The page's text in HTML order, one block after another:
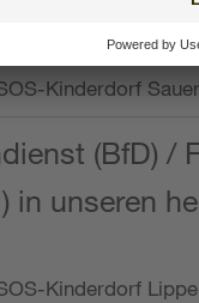
Kinderdorf
(BfD) /
in unseren
Kinderdorf